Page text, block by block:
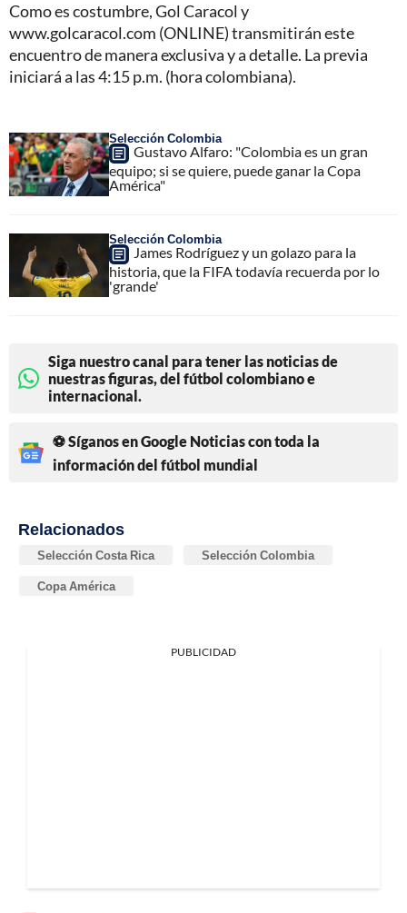
Como es costumbre, Gol Caracol y
www.golcaracol.com (ONLINE) transmitirán este
encuentro de manera exclusiva y a detalle. La previa
iniciará a las 4:15 p.m. (hora colombiana).
Selección Colombia
Gustavo Alfaro: "Colombia es un gran
equipo; si se quiere, puede ganar la Copa
América"
Selección Colombia
James Rodríguez y un golazo para la
historia, que la FIFA todavía recuerda por lo
'grande'
Siga nuestro canal para tener las noticias de
nuestras figuras, del fútbol colombiano e
internacional.
⚽ Síganos en Google Noticias con toda la
información del fútbol mundial
Relacionados
Selección Costa Rica Selección Colombia
Copa América
PUBLICIDAD